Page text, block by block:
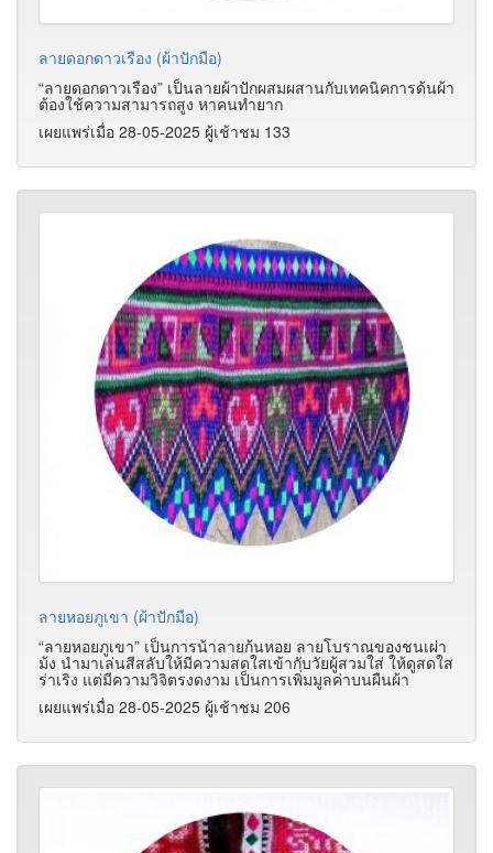
ลายดอกดาวเรือง (ผ้าปักมือ)
“ลายดอกดาวเรือง” เป็นลายผ้าปักผสมผสานกับเทคนิคการด้นผ้า
ต้องใช้ความสามารถสูง หาคนทำยาก
เผยแพร่เมื่อ 28-05-2025 ผู้เช้าชม 133
ลายหอยภูเขา (ผ้าปักมือ)
“ลายหอยภูเขา” เป็นการน้าลายก้นหอย ลายโบราณของชนเผ่า
ม้ง นำมาเล่นสีสลับให้มีความสดใสเข้ากับวัยผู้สวมใส่ ให้ดูสดใส
ร่าเริง แต่มีความวิจิตรงดงาม เป็นการเพิ่มมูลค่าบนผืนผ้า
เผยแพร่เมื่อ 28-05-2025 ผู้เช้าชม 206